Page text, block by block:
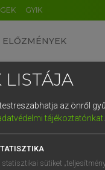
GYIK
ELŐZMÉNYEK
LISTÁJA
az önről
tájékoztatónkat.
statisztikai sütiket
DE CN FR ES IT NL
1 2 3 4
q w e